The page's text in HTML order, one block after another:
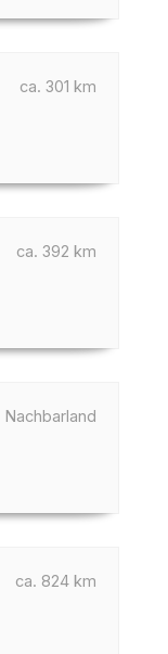
ca. 301 km
ca. 392 km
Nachbarland
ca. 824 km